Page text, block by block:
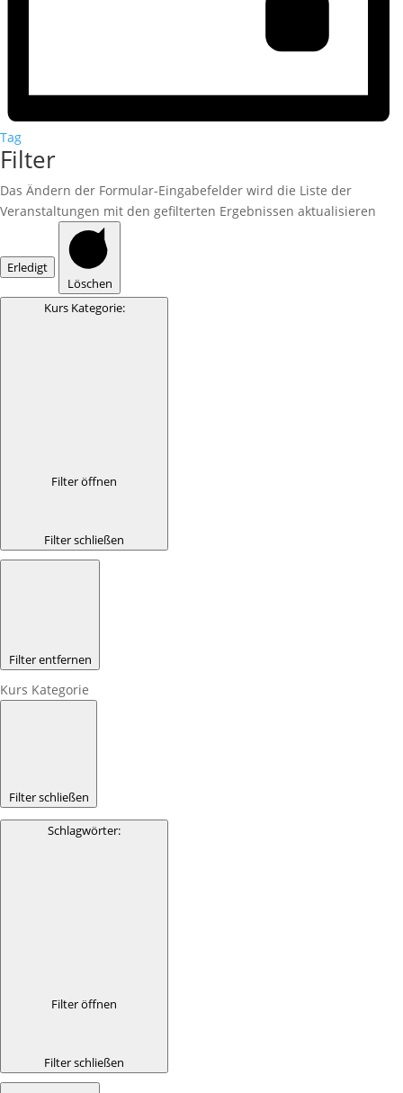
Tag
Filter
Das Ändern der Formular-Eingabefelder wird die Liste der
Veranstaltungen mit den gefilterten Ergebnissen aktualisieren
Erledigt
Löschen
Kurs Kategorie:
Filter öffnen
Filter schließen
Filter entfernen
Kurs Kategorie
Filter schließen
Schlagwörter:
Filter öffnen
Filter schließen